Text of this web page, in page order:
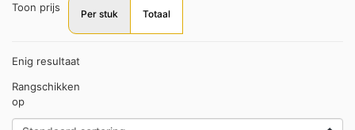
Toon prijs
Per stuk Totaal
Enig resultaat
Rangschikken
op